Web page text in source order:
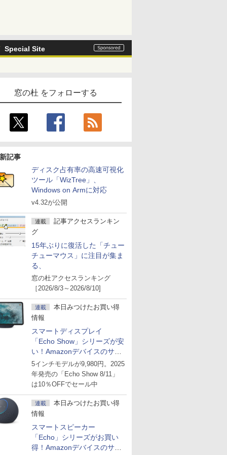
Special Site
窓の杜 をフォローする
記事
ディスク占有率の高速可視化
ツール「WizTree」、
Windows on Armに対応
v4.32が公開
連載
記事アクセスランキン
グ
15年ぶりに復活した「チュー
チューマウス」に注目が集ま
る、
窓の杜アクセスランキング
［2026/8/3～2026/8/10]
連載
本日みつけたお買い得
情報
スマートディスプレイ
「Echo Show」シリーズが安
い！Amazonデバイスのサマ
ーセール
5インチモデルが9,980円。2025
年発売の「Echo Show 8/11」
は10％OFFでセール中
連載
本日みつけたお買い得
情報
スマートスピーカー
「Echo」シリーズがお買い
得！Amazonデバイスのサマ